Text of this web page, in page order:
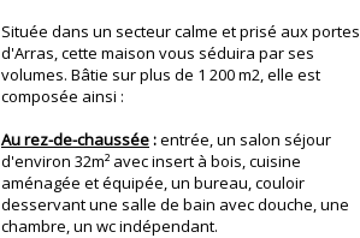
Située dans un secteur calme et prisé aux portes
d'Arras, cette maison vous séduira par ses
volumes. Bâtie sur plus de 1 200 m2, elle est
composée ainsi :
Au rez-de-chaussée:entrée, un salon séjour
d'environ 32m² avec insert à bois, cuisine
aménagée et équipée, un bureau, couloir
desservant une salle de bain avec douche, une
chambre, un wc indépendant.